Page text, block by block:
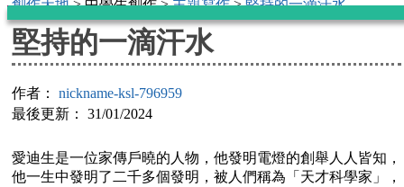
創作天地> 中學生創作 >主題寫作>堅持的一滴汗水
堅持的一滴汗水
作者： nickname-ksl-796959
最後更新： 31/01/2024
愛迪生是一位家傳戶曉的人物，他發明電燈的創舉人人皆知，
他一生中發明了二千多個發明，被人們稱為「天才科學家」，